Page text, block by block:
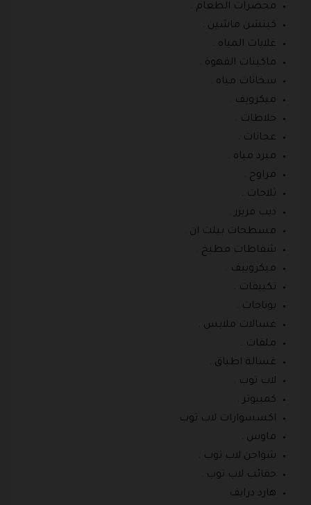
محضرات الطعام .
كيتشن ماشين .
غلايات المياه .
ماكينات القهوة .
سخانات مياه .
ميكرويف .
خلاطات .
عجانات .
مبرد مياه .
مراوح .
ثلاجات .
ديب فريزر .
مسطحات بيلت ان .
شفاطات مطبخ .
ميكروييف .
تكييفات .
بوناجات .
غسالات ملابس .
ملفات .
غسالة اطباق .
لاب توب .
كمبيوتر .
اكسسوارات لاب توب
ماوس .
شواحن لاب توب .
حقائب لاب توب .
هارد درايف